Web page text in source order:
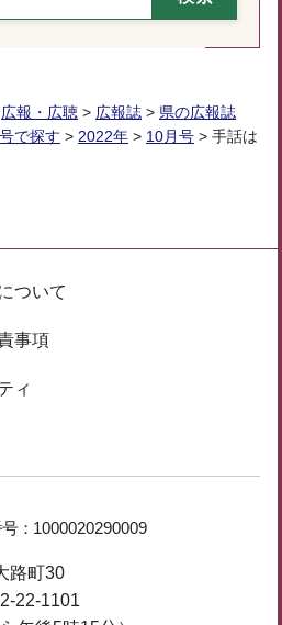
広報・広聴 > 広報誌 > 県の広報誌
で探す > 2022年 > 10月号 > 手話は
ついて
事項
ィ
： 1000020290009
路町30
22-1101